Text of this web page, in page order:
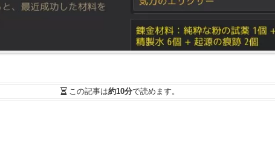
この記事は約10分で読めます。